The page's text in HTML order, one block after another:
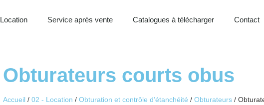
Location Service après vente Catalogues à télécharger Contact
Obturateurs courts obus
Accueil / 02 - Location / Obturation et contrôle d’étanchéité / Obturateurs /